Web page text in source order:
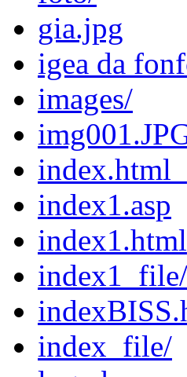
gia.jpg
igea da
images/
index.html_
index1.asp
index1.html
index1_file/
index_file/